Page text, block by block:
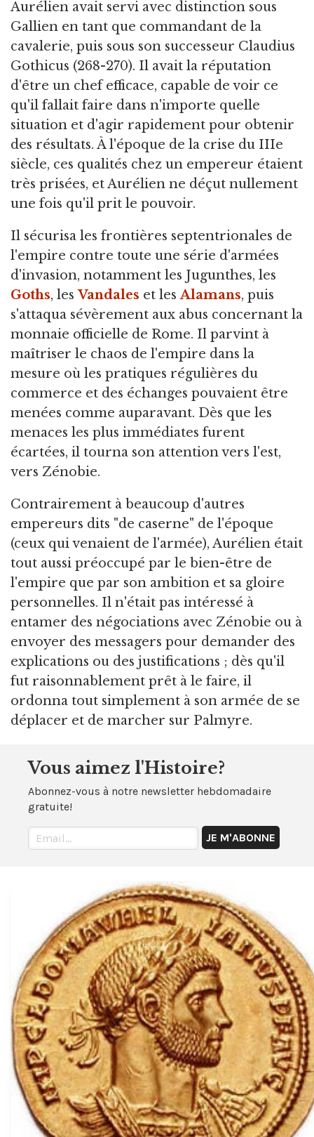
Aurélien avait servi avec distinction sous
Gallien en tant que commandant de la
cavalerie, puis sous son successeur Claudius
Gothicus (268-270). Il avait la réputation
d'être un chef efficace, capable de voir ce
qu'il fallait faire dans n'importe quelle
situation et d'agir rapidement pour obtenir
des résultats. À l'époque de la crise du IIIe
siècle, ces qualités chez un empereur étaient
très prisées, et Aurélien ne déçut nullement
une fois qu'il prit le pouvoir.
Il sécurisa les frontières septentrionales de
l'empire contre toute une série d'armées
d'invasion, notamment les Jugunthes, les
Goths, lesVandales et lesAlamans, puis
s'attaqua sévèrement aux abus concernant la
monnaie officielle de Rome. Il parvint à
maîtriser le chaos de l'empire dans la
mesure où les pratiques régulières du
commerce et des échanges pouvaient être
menées comme auparavant. Dès que les
menaces les plus immédiates furent
écartées, il tourna son attention vers l'est,
vers Zénobie.
Contrairement à beaucoup d'autres
empereurs dits "de caserne" de l'époque
(ceux qui venaient de l'armée), Aurélien était
tout aussi préoccupé par le bien-être de
l'empire que par son ambition et sa gloire
personnelles. Il n'était pas intéressé à
entamer des négociations avec Zénobie ou à
envoyer des messagers pour demander des
explications ou des justifications ; dès qu'il
fut raisonnablement prêt à le faire, il
ordonna tout simplement à son armée de se
déplacer et de marcher sur Palmyre.
Vous aimez l'Histoire?
Abonnez-vous à notre newsletter hebdomadaire
gratuite!